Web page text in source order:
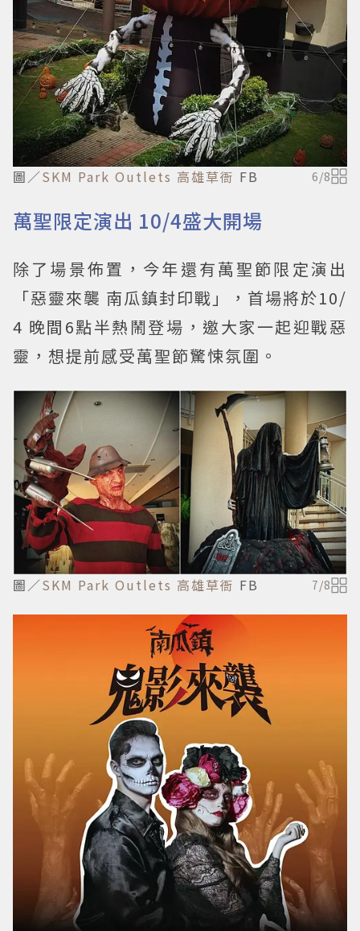
圖／SKM Park Outlets 高雄草衙 FB 6/8
萬聖限定演出 10/4盛大開場
除了場景佈置，今年還有萬聖節限定演出
「惡靈來襲 南瓜鎮封印戰」，首場將於10/
4 晚間6點半熱鬧登場，邀大家一起迎戰惡
靈，想提前感受萬聖節驚悚氛圍。
圖／SKM Park Outlets 高雄草衙 FB 7/8